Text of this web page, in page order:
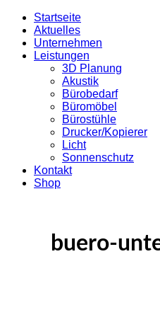
Startseite
Aktuelles
Unternehmen
Leistungen
3D Planung
Akustik
Bürobedarf
Büromöbel
Bürostühle
Drucker/Kopierer
Licht
Sonnenschutz
Kontakt
Shop
buero-